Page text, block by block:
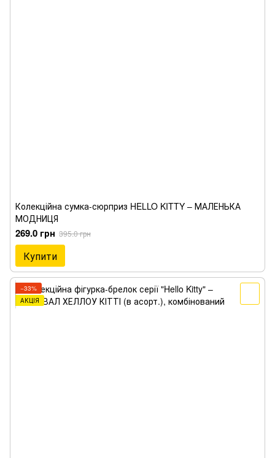
Колекційна сумка-сюрприз HELLO KITTY – МАЛЕНЬКА
МОДНИЦЯ
269.0 грн 395.0 грн
Купити
−33%
АКЦІЯ